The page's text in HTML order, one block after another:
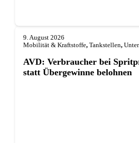
9. August 2026
Mobilität & Kraftstoffe, Tankstellen,
AVD: Verbraucher bei
statt Übergewinne belohnen